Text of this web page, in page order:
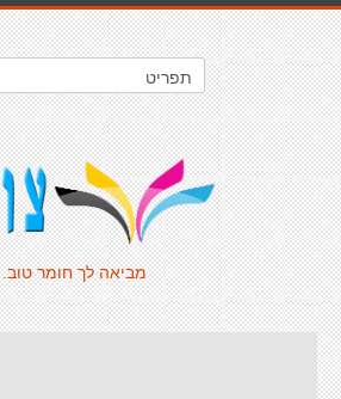
מביאה לך חומר טוב.